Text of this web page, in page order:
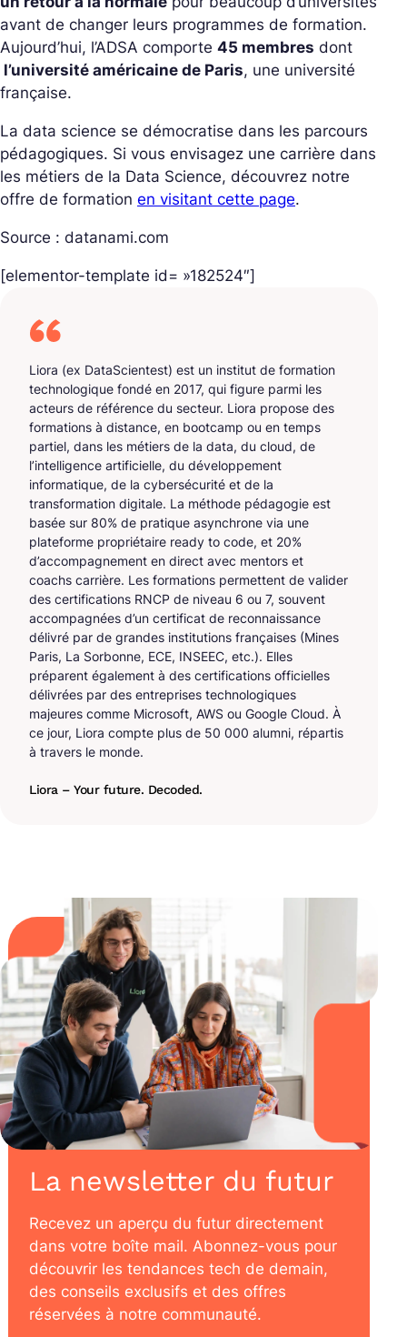
avant de changer leurs programmes de formation.
Aujourd’hui, l’ADSA comporte 45 membres dont
l’université américaine de Paris, une université
française.
La data science se démocratise dans les parcours
pédagogiques. Si vous envisagez une carrière dans
les métiers de la Data Science, découvrez notre
offre de formation en visitant cette page.
Source : datanami.com
[elementor-template id= »182524″]
Liora (ex DataScientest) est un institut de formation
technologique fondé en 2017, qui figure parmi les
acteurs de référence du secteur. Liora propose des
formations à distance, en bootcamp ou en temps
partiel, dans les métiers de la data, du cloud, de
l’intelligence artificielle, du développement
informatique, de la cybersécurité et de la
transformation digitale. La méthode pédagogie est
basée sur 80% de pratique asynchrone via une
plateforme propriétaire ready to code, et 20%
d’accompagnement en direct avec mentors et
coachs carrière. Les formations permettent de valider
des certifications RNCP de niveau 6 ou 7, souvent
accompagnées d’un certificat de reconnaissance
délivré par de grandes institutions françaises (Mines
Paris, La Sorbonne, ECE, INSEEC, etc.). Elles
préparent également à des certifications officielles
délivrées par des entreprises technologiques
majeures comme Microsoft, AWS ou Google Cloud. À
ce jour, Liora compte plus de 50 000 alumni, répartis
à travers le monde.
Liora – Your future. Decoded.
La newsletter du futur
Recevez un aperçu du futur directement
dans votre boîte mail. Abonnez-vous pour
découvrir les tendances tech de demain,
des conseils exclusifs et des offres
réservées à notre communauté.